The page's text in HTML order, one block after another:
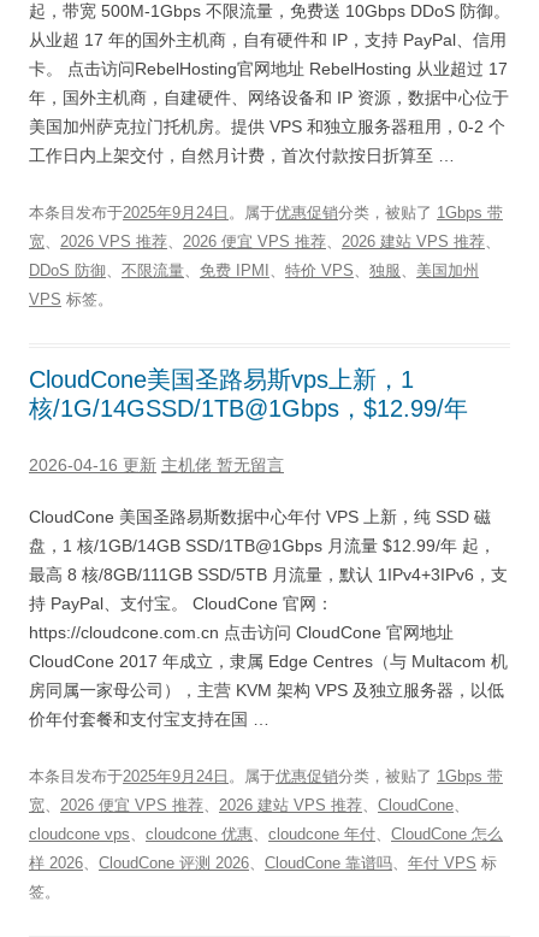
起，带宽 500M-1Gbps 不限流量，免费送 10Gbps DDoS 防御。
从业超 17 年的国外主机商，自有硬件和 IP，支持 PayPal、信用
卡。 点击访问RebelHosting官网地址 RebelHosting 从业超过 17
年，国外主机商，自建硬件、网络设备和 IP 资源，数据中心位于
美国加州萨克拉门托机房。提供 VPS 和独立服务器租用，0-2 个
工作日内上架交付，自然月计费，首次付款按日折算至 …
本条目发布于2025年9月24日 。属于优惠促销分类，被贴了 1Gbps 带
宽、 2026 VPS 推荐、 2026 便宜 VPS 推荐、 2026 建站 VPS 推荐、
DDoS 防御、 不限流量、 免费 IPMI 、 特价 VPS、 独服、 美国加州
VPS 标签。
CloudCone美国圣路易斯vps上新，1
核/1G/14GSSD/1TB@1Gbps，$12.99/年
2026-04-16 更新 主机佬 暂无留言
CloudCone 美国圣路易斯数据中心年付 VPS 上新，纯 SSD 磁
盘，1 核/1GB/14GB SSD/1TB@1Gbps 月流量 $12.99/年 起，
最高 8 核/8GB/111GB SSD/5TB 月流量，默认 1IPv4+3IPv6，支
持 PayPal、支付宝。 CloudCone 官网：
https://cloudcone.com.cn 点击访问 CloudCone 官网地址
CloudCone 2017 年成立，隶属 Edge Centres（与 Multacom 机
房同属一家母公司），主营 KVM 架构 VPS 及独立服务器，以低
价年付套餐和支付宝支持在国 …
本条目发布于2025年9月24日 。属于优惠促销分类，被贴了 1Gbps 带
宽、 2026 便宜 VPS 推荐、 2026 建站 VPS 推荐、 CloudCone、
cloudcone vps、 cloudcone 优惠、 cloudcone 年付、 CloudCone 怎么
样 2026、 CloudCone 评测 2026、 CloudCone 靠谱吗、 年付 VPS 标
签。